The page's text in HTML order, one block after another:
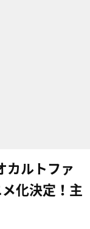
カルトファ
化決定！主